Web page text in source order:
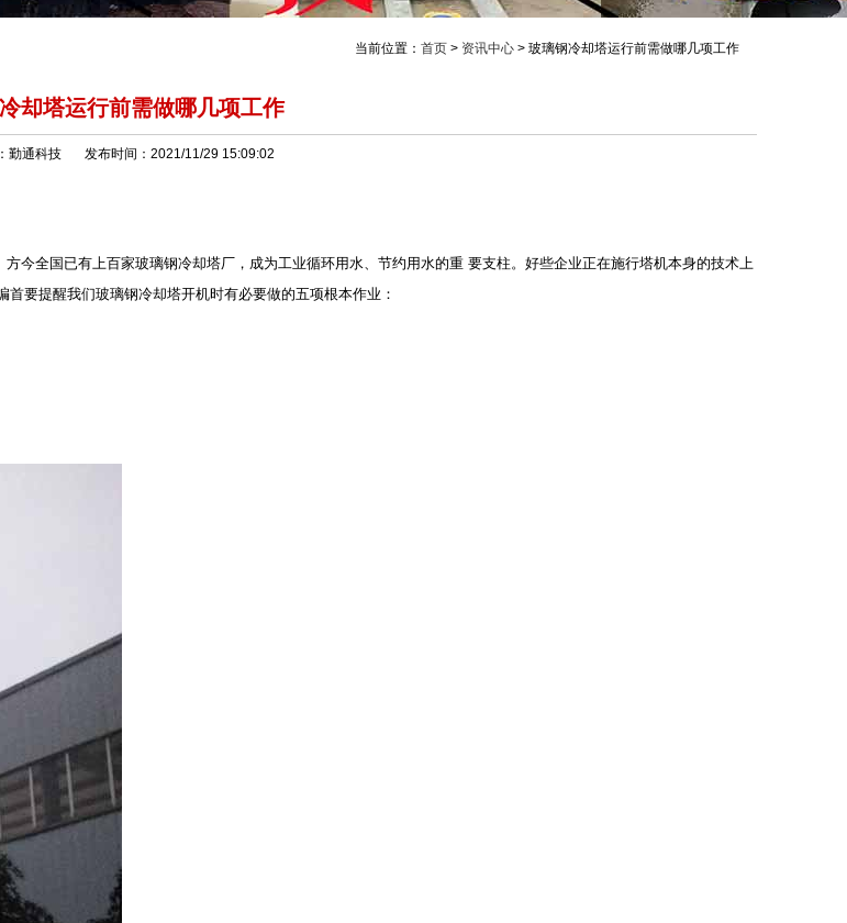
当前位置： 首页 > 资讯中心 > 玻璃钢冷却塔运行前需做哪几项工作
却塔运行前需做哪几项工作
勤通科技 发布时间：2021/11/29 15:09:02
今全国已有上百家玻璃钢冷却塔厂，成为工业循环用水、节约用水的重 要支柱。好些企业正在施行塔机本身的技术上
要提醒我们玻璃钢冷却塔开机时有必要做的五项根本作业：